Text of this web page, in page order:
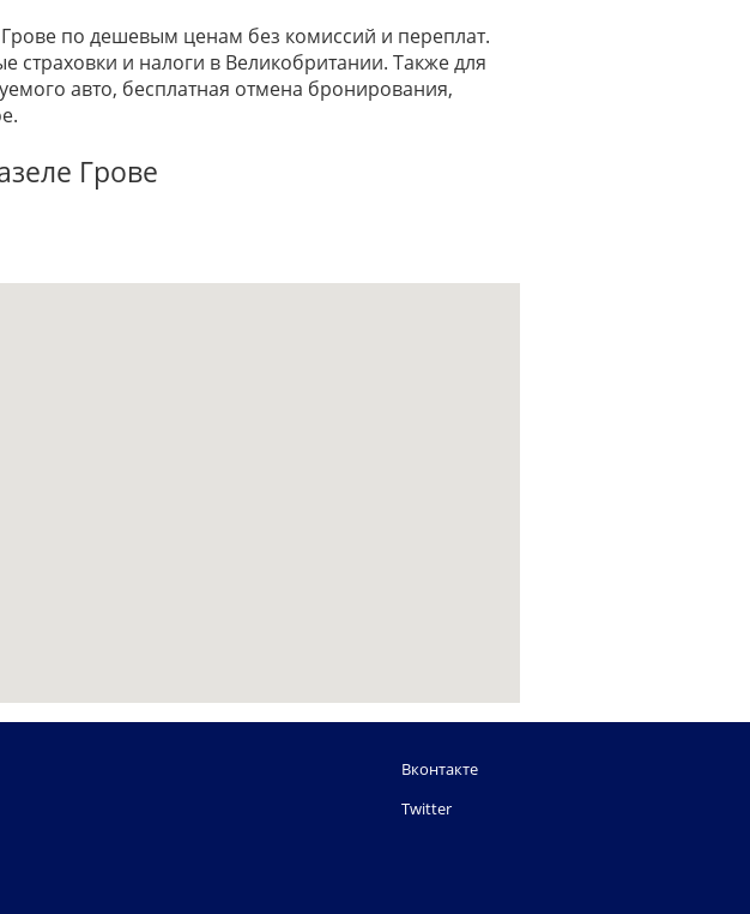
по дешевым ценам без комиссий и переплат.
страховки и налоги в Великобритании. Также для
авто, бесплатная отмена бронирования,
Грове
Вконтакте
Twitter